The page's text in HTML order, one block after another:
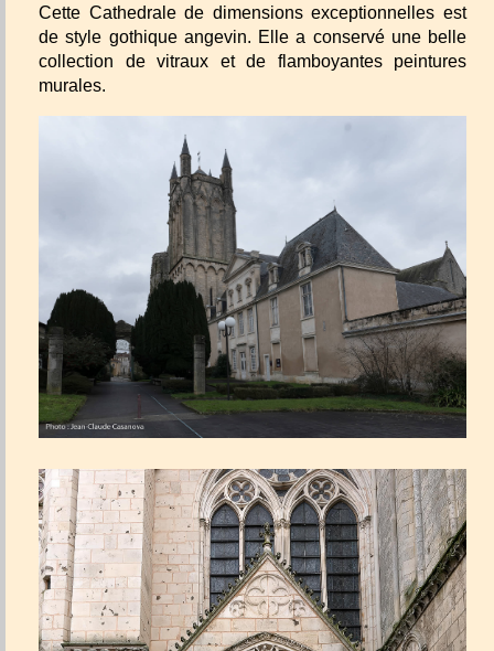
Cette Cathedrale de dimensions exceptionnelles est
de style gothique angevin. Elle a conservé une belle
collection de vitraux et de flamboyantes peintures
murales.